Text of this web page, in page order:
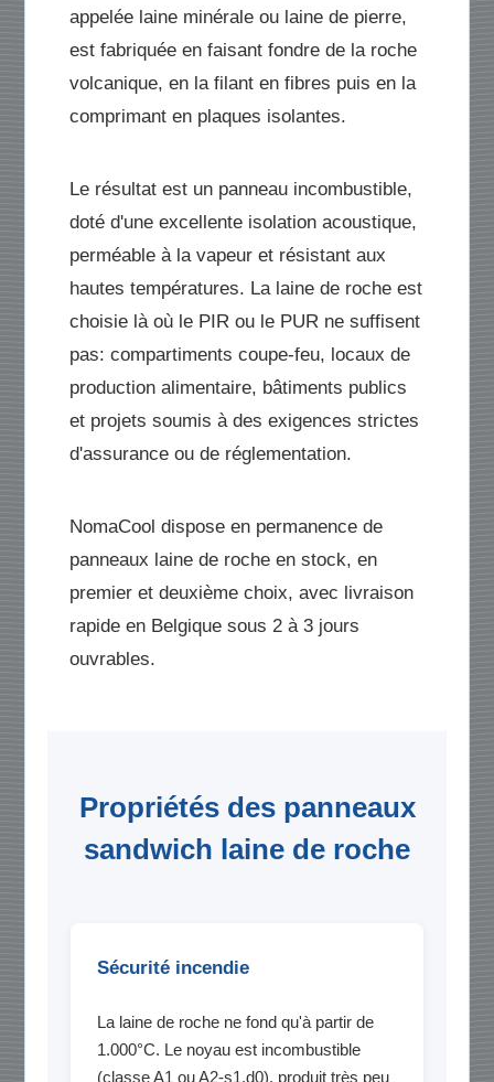
appelée laine minérale ou laine de pierre,
est fabriquée en faisant fondre de la roche
volcanique, en la filant en fibres puis en la
comprimant en plaques isolantes.
Le résultat est un panneau incombustible,
doté d'une excellente isolation acoustique,
perméable à la vapeur et résistant aux
hautes températures. La laine de roche est
choisie là où le PIR ou le PUR ne suffisent
pas: compartiments coupe-feu, locaux de
production alimentaire, bâtiments publics
et projets soumis à des exigences strictes
d'assurance ou de réglementation.
NomaCool dispose en permanence de
panneaux laine de roche en stock, en
premier et deuxième choix, avec livraison
rapide en Belgique sous 2 à 3 jours
ouvrables.
Propriétés des panneaux
sandwich laine de roche
Sécurité incendie
La laine de roche ne fond qu'à partir de
1.000°C. Le noyau est incombustible
(classe A1 ou A2-s1,d0), produit très peu